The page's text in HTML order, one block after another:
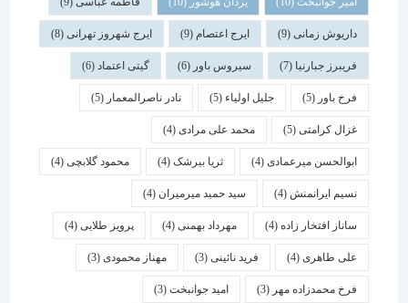
داریوش زمانی(9) ایرج اعتصام(9) ایرج شهروز تهرانی(8)
فریبرز جبارنیا(7) سیروس باور(6) گیتی اعتماد(6)
فرخ باور(5) جلیل اولیاء(5) نادر ناصرالمعمار (5)
غزال کرامتی(5) محمد علی مرادی(4)
ابوالحسن میرعمادی(4) ثریا بیرشک(4) محمود گلابچی(4)
نسیم ایرانمنش(4) سید حمید میرمیران(4)
ساناز افتخار زاده(4) مهرداد بهمنی (4) پرویز طلایی(4)
علی طاهری(4) فرید نائینی(3) مهناز محمودی(3)
فرخ محمدزاده مهر(3) امید جوانبخت(3)